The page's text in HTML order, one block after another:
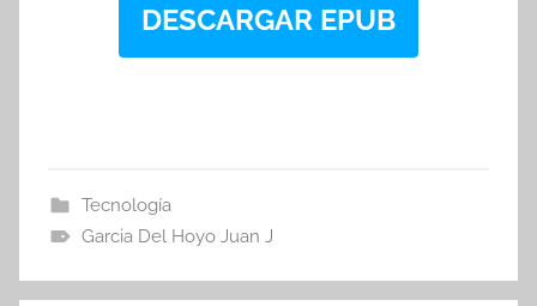
DESCARGAR EPUB
Tecnología
Garcia Del Hoyo Juan J